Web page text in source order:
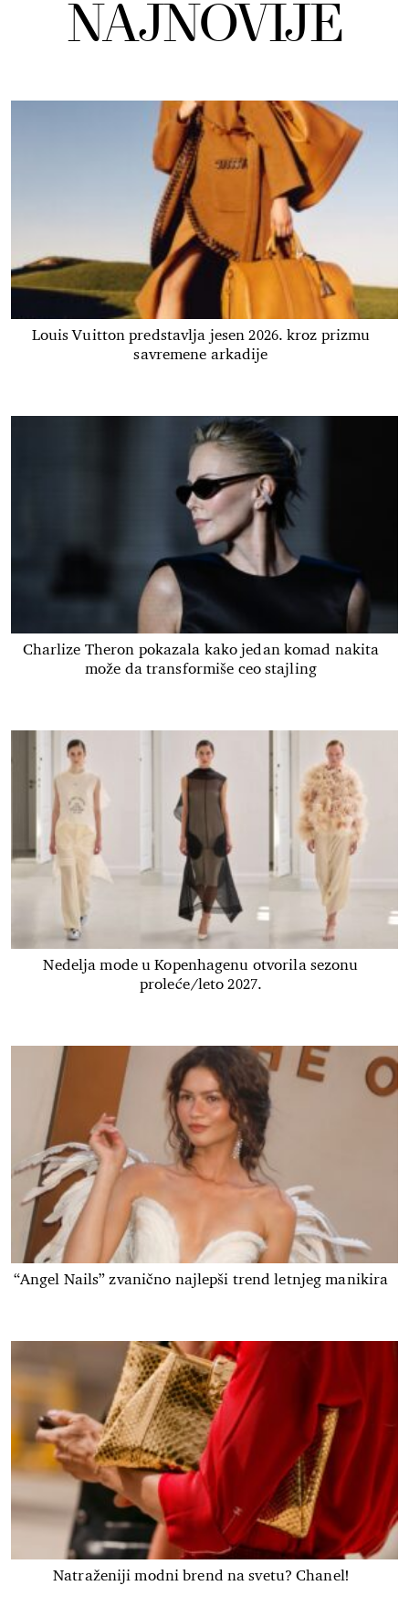
NAJNOVIJE
Louis Vuitton predstavlja jesen 2026. kroz prizmu
savremene arkadije
Charlize Theron pokazala kako jedan komad nakita
može da transformiše ceo stajling
Nedelja mode u Kopenhagenu otvorila sezonu
proleće/leto 2027.
“Angel Nails” zvanično najlepši trend letnjeg manikira
Natraženiji modni brend na svetu? Chanel!